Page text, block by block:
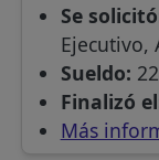
Se
Ejecutivo,
Sueldo:
Finalizó
Más